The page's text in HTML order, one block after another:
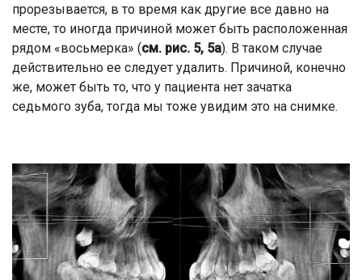
прорезывается, в то время как другие все давно на
месте, то иногда причиной может быть расположенная
рядом «восьмерка» (см. рис. 5, 5а). В таком случае
действительно ее следует удалить. Причиной, конечно
же, может быть то, что у пациента нет зачатка
седьмого зуба, тогда мы тоже увидим это на снимке.